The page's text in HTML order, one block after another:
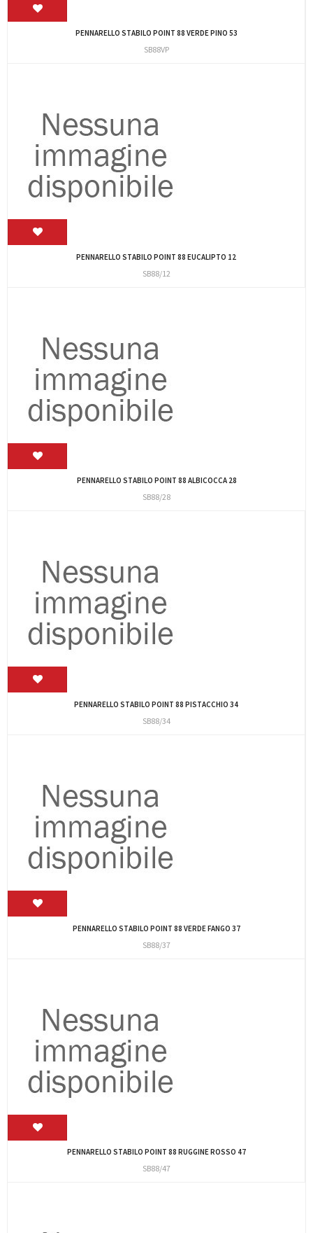
PENNARELLO STABILO POINT 88 VERDE PINO 53
SB88VP
PENNARELLO STABILO POINT 88 EUCALIPTO 12
SB88/12
PENNARELLO STABILO POINT 88 ALBICOCCA 28
SB88/28
PENNARELLO STABILO POINT 88 PISTACCHIO 34
SB88/34
PENNARELLO STABILO POINT 88 VERDE FANGO 37
SB88/37
PENNARELLO STABILO POINT 88 RUGGINE ROSSO 47
SB88/47